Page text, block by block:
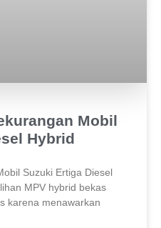
Mobil
Hybrid
Suzuki Ertiga Diesel
MPV hybrid bekas
karena menawarkan